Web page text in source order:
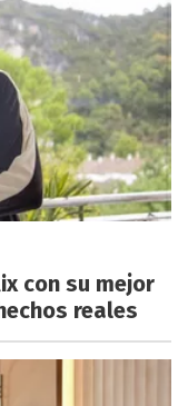
con su mejor
reales